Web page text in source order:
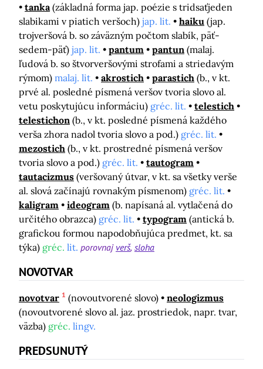
tanka (základná forma jap. poézie s tridsaťjeden
slabikami v piatich veršoch) jap. lit. haiku (jap.
trojveršová b. so záväzným počtom slabík, päť-
sedem-päť) jap. lit. pantum pantun (malaj.
ľudová b. so štvorveršovými strofami a striedavým
rýmom) malaj. lit. akrostich parastich (b., v kt.
prvé al. posledné písmená veršov tvoria slovo al.
vetu poskytujúcu informáciu) gréc. lit.
telestich
telestichon (b., v kt. posledné písmená každého
verša zhora nadol tvoria slovo a pod.) gréc. lit.
mezostich (b., v kt. prostredné písmená veršov
tvoria slovo a pod.) gréc. lit.
tautogram
tautacizmus (veršovaný útvar, v kt. sa všetky verše
al. slová začínajú rovnakým písmenom) gréc. lit.
kaligram
ideogram (b. napísaná al. vytlačená do
určitého obrazca) gréc. lit. typogram (antická b.
grafickou formou napodobňujúca predmet, kt. sa
týka) gréc. lit. porovnaj verš sloha
NOVOTVAR
novotvar 1 (novoutvorené slovo)
neologizmus
(novoutvorené slovo al. jaz. prostriedok, napr. tvar,
väzba) gréc. lingv.
PREDSUNUTÝ